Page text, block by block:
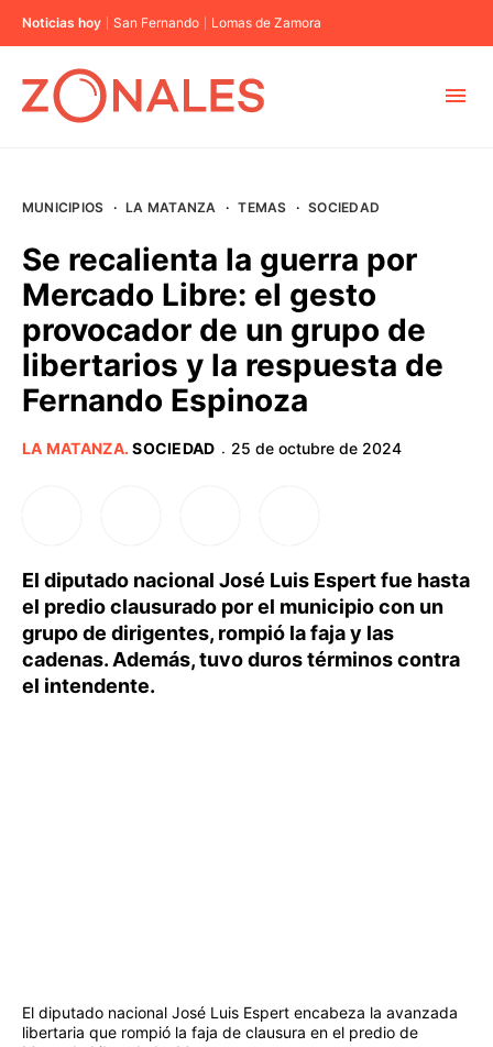
Noticias hoy San Fernando Lomas de Zamora
BUENOS AIRES
PROVINCIAS
MUNICIPIOS · LA MATANZA · TEMAS · SOCIEDAD
Se recalienta la guerra por
Mercado Libre: el gesto
provocador de un grupo de
libertarios y la respuesta de
Fernando Espinoza
LA MATANZA.SOCIEDAD · 25 de octubre de 2024
El diputado nacional José Luis Espert fue hasta
el predio clausurado por el municipio con un
grupo de dirigentes, rompió la faja y las
cadenas. Además, tuvo duros términos contra
el intendente.
El diputado nacional José Luis Espert encabeza la avanzada
libertaria que rompió la faja de clausura en el predio de